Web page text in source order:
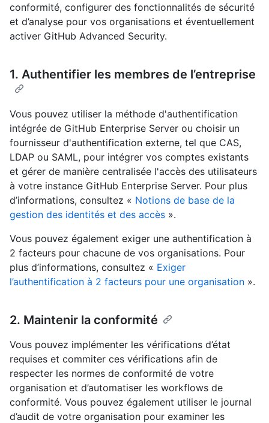
conformité, configurer des fonctionnalités de sécurité
et d’analyse pour vos organisations et éventuellement
activer GitHub Advanced Security.
1. Authentifier les membres de l’entreprise
Vous pouvez utiliser la méthode d'authentification
intégrée de GitHub Enterprise Server ou choisir un
fournisseur d'authentification externe, tel que CAS,
LDAP ou SAML, pour intégrer vos comptes existants
et gérer de manière centralisée l'accès des utilisateurs
à votre instance GitHub Enterprise Server. Pour plus
d’informations, consultez « Notions de base de la
gestion des identités et des accès ».
Vous pouvez également exiger une authentification à
2 facteurs pour chacune de vos organisations. Pour
plus d’informations, consultez « Exiger
l’authentification à 2 facteurs pour une organisation ».
2. Maintenir la conformité
Vous pouvez implémenter les vérifications d’état
requises et commiter ces vérifications afin de
respecter les normes de conformité de votre
organisation et d’automatiser les workflows de
conformité. Vous pouvez également utiliser le journal
d’audit de votre organisation pour examiner les